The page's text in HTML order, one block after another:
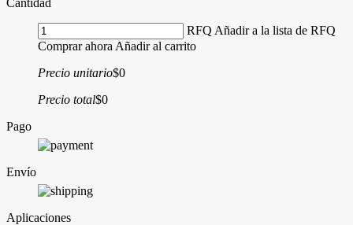
RFQ Añadir a la lista de RFQ
Comprar ahora Añadir al carrito
Precio unitario$0
Precio total$0
Pago
Envío
Aplicaciones